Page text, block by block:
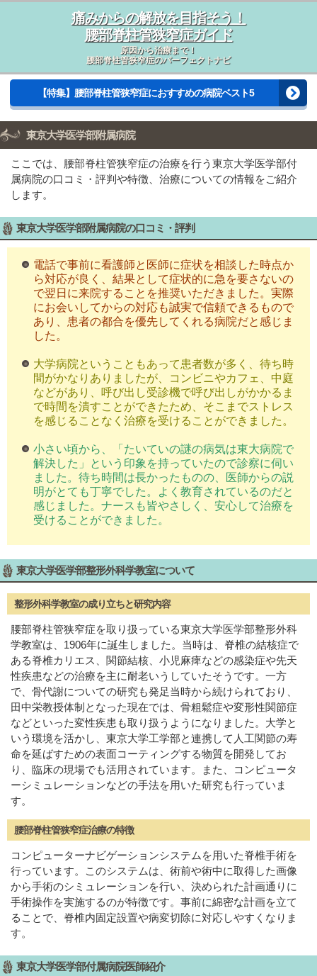
痛みからの解放を目指そう！
腰部脊柱管狭窄症ガイド
原因から治療まで！
腰部脊柱管狭窄症のパーフェクトナビ
【特集】腰部脊柱管狭窄症におすすめの病院ベスト5
東京大学医学部附属病院
ここでは、腰部脊柱管狭窄症の治療を行う東京大学医学部付
属病院の口コミ・評判や特徴、治療についての情報をご紹介
します。
東京大学医学部附属病院の口コミ・評判
電話で事前に看護師と医師に症状を相談した時点か
ら対応が良く、結果として症状的に急を要さないの
で翌日に来院することを推奨いただきました。実際
にお会いしてからの対応も誠実で信頼できるもので
あり、患者の都合を優先してくれる病院だと感じま
した。
大学病院ということもあって患者数が多く、待ち時
間がかなりありましたが、コンビニやカフェ、中庭
などがあり、呼び出し受診機で呼び出しがかかるま
で時間を潰すことができたため、そこまでストレス
を感じることなく治療を受けることができました。
小さい頃から、「たいていの謎の病気は東大病院で
解決した」という印象を持っていたので診察に伺い
ました。待ち時間は長かったものの、医師からの説
明がとても丁寧でした。よく教育されているのだと
感じました。ナースも皆やさしく、安心して治療を
受けることができました。
東京大学医学部整形外科学教室について
整形外科学教室の成り立ちと研究内容
腰部脊柱管狭窄症を取り扱っている東京大学医学部整形外科
学教室は、1906年に誕生しました。当時は、脊椎の結核症で
ある脊椎カリエス、関節結核、小児麻痺などの感染症や先天
性疾患などの治療を主に耐老いうしていたそうです。一方
で、骨代謝についての研究も発足当時から続けられており、
田中栄教授体制となった現在では、骨粗鬆症や変形性関節症
などといった変性疾患も取り扱うようになりました。大学と
いう環境を活かし、東京大学工学部と連携して人工関節の寿
命を延ばすための表面コーティングする物質を開発してお
り、臨床の現場でも活用されています。また、コンピュータ
ーシミュレーションなどの手法を用いた研究も行っていま
す。
腰部脊柱管狭窄症治療の特徴
コンピューターナビゲーションシステムを用いた脊椎手術を
行っています。このシステムは、術前や術中に取得した画像
から手術のシミュレーションを行い、決められた計画通りに
手術操作を実施するのが特徴です。事前に綿密な計画を立て
ることで、脊椎内固定設置や病変切除に対応しやすくなりま
す。
東京大学医学部付属病院医師紹介